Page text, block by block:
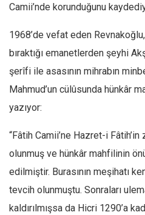
Camii’nde korunduğunu
1968’de vefat eden
bıraktığı emanetlerden şeyhi
şerîfi ile asasının mihrabın
Mahmud’un cülûsunda hünkâr
yazıyor:
“Fâtih Camii’ne Hazret-i
olunmuş ve hünkâr mahfilinin
edilmiştir. Burasının meşihatı
tevcih olunmuştu. Sonraları
kaldırılmışsa da Hicri 1290’a